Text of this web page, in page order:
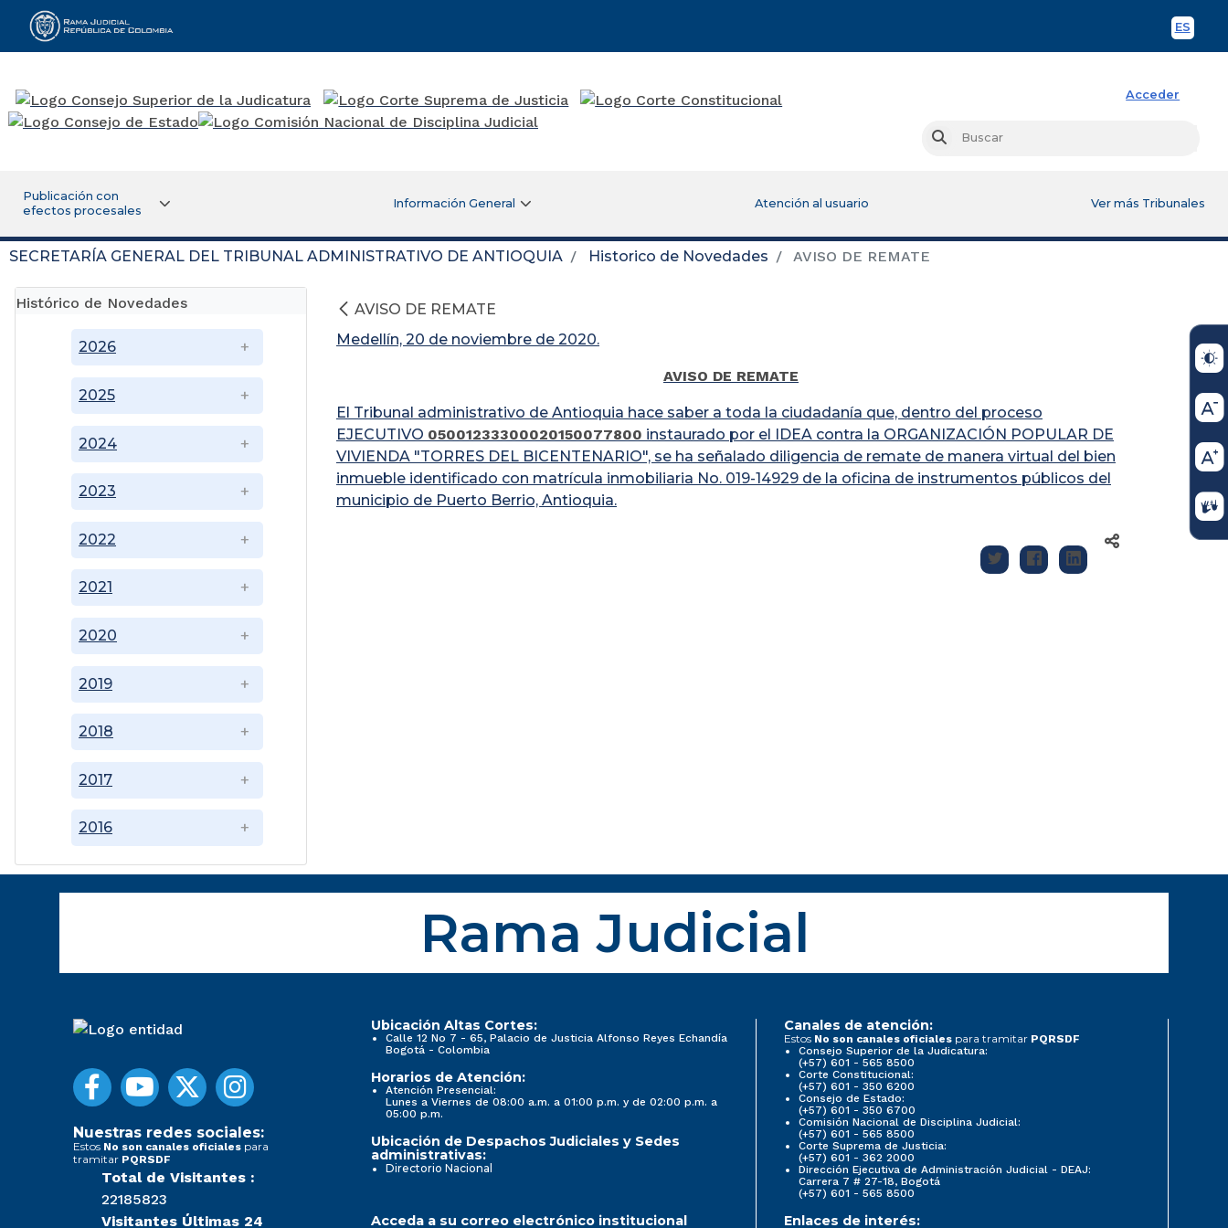
ES
Rama Judicial
Acceder
Buscar
Publicación con
efectos procesales
Información General Atención al usuario Ver más Tribunales
SECRETARÍA GENERAL DEL TRIBUNAL ADMINISTRATIVO DE ANTIOQUIA Historico de Novedades AVISO DE REMATE
Histórico de Novedades
2016
2017
2018
2019
2020
2021
2022
2023
2024
2025
2026
AVISO DE REMATE
Medellín, 20 de noviembre de 2020.
AVISO DE REMATE
El Tribunal administrativo de Antioquia hace saber a toda la ciudadanía que, dentro del proceso
EJECUTIVO 05001233300020150077800 instaurado por el IDEA contra la ORGANIZACIÓN POPULAR DE
VIVIENDA "TORRES DEL BICENTENARIO", se ha señalado diligencia de remate de manera virtual del bien
inmueble identificado con matrícula inmobiliaria No. 019-14929 de la oficina de instrumentos públicos del
municipio de Puerto Berrio, Antioquia.
Rama Judicial
Nuestras redes sociales:
Estos No son canales oficiales para
tramitar PQRSDF
Total de Visitantes :
22185823
Visitantes Últimas 24
Ubicación Altas Cortes:
Calle 12 No 7 - 65, Palacio de Justicia Alfonso Reyes Echandía
Bogotá - Colombia
Horarios de Atención:
Atención Presencial:
Lunes a Viernes de 08:00 a.m. a 01:00 p.m. y de 02:00 p.m. a
05:00 p.m.
Ubicación de Despachos Judiciales y Sedes
administrativas:
Directorio Nacional
Canales de atención:
Estos No son canales oficiales para tramitar PQRSDF
Consejo Superior de la Judicatura:
(+57) 601 - 565 8500
Corte Constitucional:
(+57) 601 - 350 6200
Consejo de Estado:
(+57) 601 - 350 6700
Comisión Nacional de Disciplina Judicial:
(+57) 601 - 565 8500
Corte Suprema de Justicia:
(+57) 601 - 362 2000
Dirección Ejecutiva de Administración Judicial - DEAJ:
Carrera 7 # 27-18, Bogotá
(+57) 601 - 565 8500
Acceda a su correo electrónico institucional Enlaces de interés: